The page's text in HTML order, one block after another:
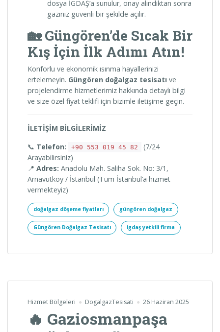
dosya İGDAŞ’a sunulur, onay alındıktan sonra
gazınız güvenli bir şekilde açılır.
🏡 Güngören’de Sıcak Bir
Kış İçin İlk Adımı Atın!
Konforlu ve ekonomik ısınma hayallerinizi
ertelemeyin. Güngören doğalgaz tesisatı ve
projelendirme hizmetlerimiz hakkında detaylı bilgi
ve size özel fiyat teklifi için bizimle iletişime geçin.
İLETİŞİM BİLGİLERİMİZ
📞 Telefon: +90 553 019 45 82
(7/24
Arayabilirsiniz)
📍 Adres: Anadolu Mah. Saliha Sok. No: 3/1,
Arnavutköy / İstanbul (Tüm İstanbul’a hizmet
vermekteyiz)
doğalgaz döşeme fiyatları güngören doğalgaz
Güngören Doğalgaz Tesisatı igdaş yetkili firma
Hizmet Bölgeleri DogalgazTesisati 26 Haziran 2025
🔥 Gaziosmanpaşa